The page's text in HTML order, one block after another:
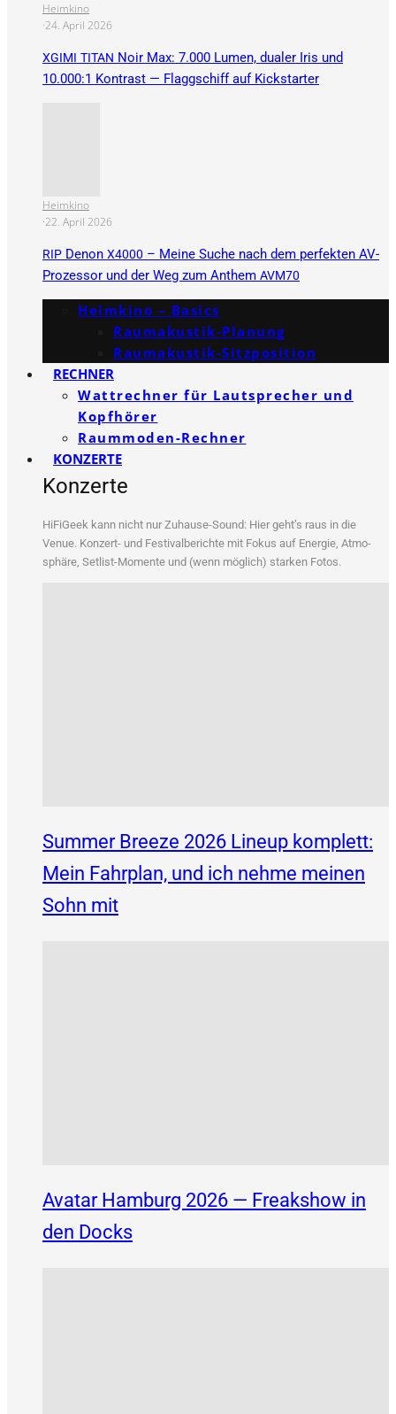
Heimkino
·24. April 2026
XGIMI TITAN Noir Max: 7.000 Lumen, dualer Iris und
10.000:1 Kontrast — Flaggschiff auf Kickstarter
Heimkino
·22. April 2026
RIP Denon X4000 – Meine Suche nach dem perfekten AV-
Prozessor und der Weg zum Anthem AVM70
Heimkino – Basics
Raumakustik-Planung
Raumakustik-Sitzposition
RECHNER
Wattrechner für Lautsprecher und
Kopfhörer
Raummoden-Rechner
KONZERTE
Konzerte
HiFi­Ge­ek kann nicht nur Zuhau­se-Sound: Hier geht’s raus in die
Venue. Kon­zert- und Fes­ti­val­be­rich­te mit Fokus auf Ener­gie, Atmo­
sphä­re, Set­list-Momen­te und (wenn mög­lich) star­ken Fotos.
Summer Breeze 2026 Lineup komplett:
Mein Fahrplan, und ich nehme meinen
Sohn mit
Avatar Hamburg 2026 — Freakshow in
den Docks